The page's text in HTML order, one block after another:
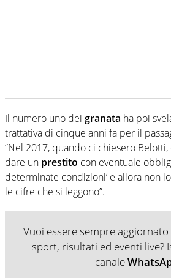
Il numero uno dei granata ha poi
trattativa di cinque anni fa per il
“Nel 2017, quando ci chiesero Belotti,
dare un prestito con eventuale
determinate condizioni’ e allora non
le cifre che si leggono”.
Vuoi essere sempre
sport, risultati ed eventi live?
canale